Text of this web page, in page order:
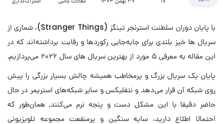
با پایان دوران سلطنت استرنجر تینگز (Stranger Things)، شماری از
سریال ها خیز بلندی برای جابه‌جایی رکوردها و رقابت برداشته‌اند که در
این مقاله به معرفی ۵ مورد از بهترین سریال های سال ۲۰۲۶ می‌پردازیم.
پایان یک سریال بزرگ و پرمخاطب همیشه چالش بسیار بزرگی را پیش
روی شبکه آن قرار می‌دهد و نتفلیکس و سایر شبکه‌های استریمر در حال
حاضر دقیقا با این مشکل دست و پنجه نرم می‌کنند. همان‌طور که
احتمالا اطلاع دارید، سایه سنگین و پرمنفعت مجموعه تلویزیونی